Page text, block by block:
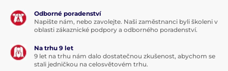
Odborné poradenství
Napište nám, nebo zavolejte. Naši zaměstnanci byli školeni v
oblasti zákaznické podpory a odborného poradenství.
Na trhu 9 let
9 let na trhu nám dalo dostatečnou zkušenost, abychom se
stali jedničkou na celosvětovém trhu.